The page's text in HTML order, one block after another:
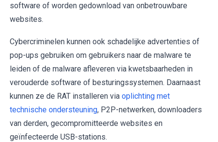
software of worden gedownload van onbetrouwbare
websites.
Cybercriminelen kunnen ook schadelijke advertenties of
pop-ups gebruiken om gebruikers naar de malware te
leiden of de malware afleveren via kwetsbaarheden in
verouderde software of besturingssystemen. Daarnaast
kunnen ze de RAT installeren via oplichting met
technische ondersteuning, P2P-netwerken, downloaders
van derden, gecompromitteerde websites en
geïnfecteerde USB-stations.